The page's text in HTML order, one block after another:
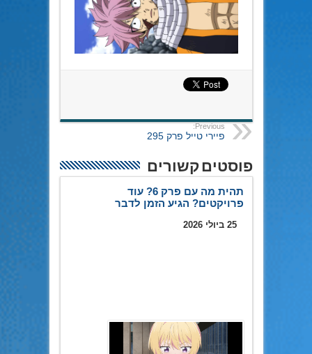
Previous:
פיירי טייל פרק 295
פוסטים קשורים
תהית מה עם פרק 6? עוד
פרויקטים? הגיע הזמן לדבר
25 ביולי 2026